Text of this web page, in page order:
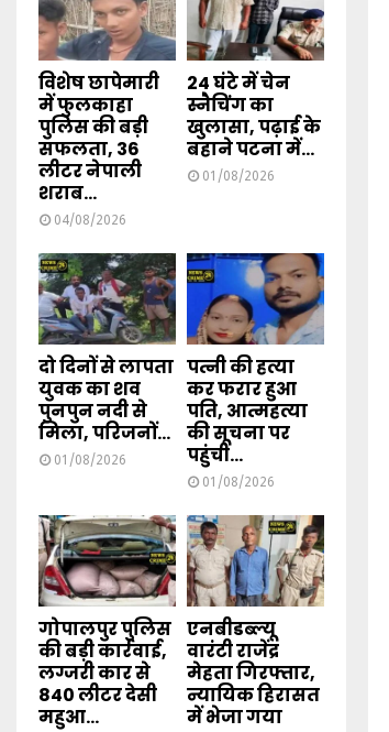
विशेष छापेमारी
में फुलकाहा
पुलिस की बड़ी
सफलता, 36
लीटर नेपाली
शराब...
04/08/2026
24 घंटे में चेन
स्नैचिंग का
खुलासा, पढ़ाई के
बहाने पटना में...
01/08/2026
दो दिनों से लापता
युवक का शव
पुनपुन नदी से
मिला, परिजनों...
01/08/2026
पत्नी की हत्या
कर फरार हुआ
पति, आत्महत्या
की सूचना पर
पहुंची...
01/08/2026
गोपालपुर पुलिस
की बड़ी कार्रवाई,
लग्जरी कार से
840 लीटर देसी
महुआ...
एनबीडब्ल्यू
वारंटी राजेंद्र
मेहता गिरफ्तार,
न्यायिक हिरासत
में भेजा गया